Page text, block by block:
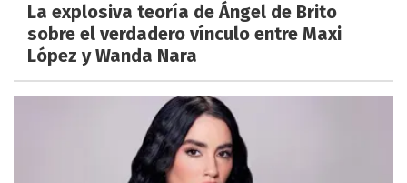
La explosiva teoría de Ángel de Brito
sobre el verdadero vínculo entre Maxi
López y Wanda Nara